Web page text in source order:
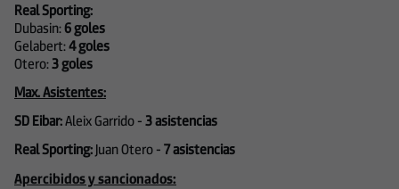
Real Sporting:
Dubasin:6 goles
Gelabert:4 goles
Otero:3 goles
Max. Asistentes:
SD Eibar:Aleix Garrido -3 asistencias
Real Sporting:Juan Otero -7 asistencias
Apercibidos y sancionados: